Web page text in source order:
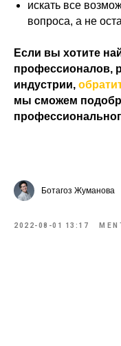
искать все
вопроса, а не
Если вы хотите
профессионалов,
индустрии,
мы сможем
Ботагоз Жуманова
2022-08-01 13:17